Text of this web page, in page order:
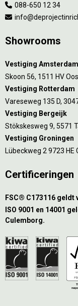
088-650 12 34
Showrooms
Vestiging Amsterdam
Skoon 56, 1511 HV
Vestiging Rotterdam
Vareseweg 135 D,
Vestiging Bergeijk
Stökskesweg 9, 5571
Vestiging Groningen
Lübeckweg 2 9723 HE
Certificeringen
FSC® C173116
ISO 9001 en 14001
Culemborg.